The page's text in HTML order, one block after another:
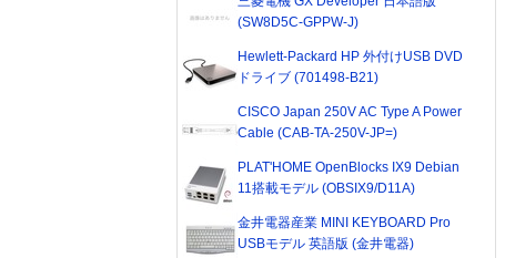
(SW8D5C-GPPW-J)
Hewlett-Packard HP 外付けUSB DVD
ドライブ (701498-B21)
CISCO Japan 250V AC Type A Power
Cable (CAB-TA-250V-JP=)
PLAT'HOME OpenBlocks IX9 Debian
11搭載モデル (OBSIX9/D11A)
金井電器産業 MINI KEYBOARD Pro
USBモデル 英語版 (金井電器)